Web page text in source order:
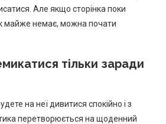
Але якщо сторінка поки
майже немає, можна почати
тільки заради
на неї дивитися спокійно і з
перетворюється на щоденний